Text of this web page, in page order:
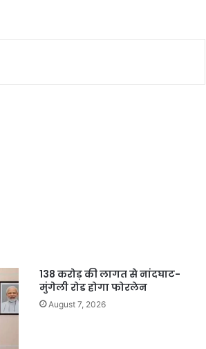
138 करोड़ की लागत से नांदघाट-
मुंगेली रोड होगा फोरलेन
August 7, 2026